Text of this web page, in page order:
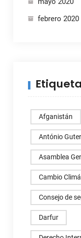
febrero 2020
Afganistán
António
Asamblea
Cambio
Consejo de
Darfur